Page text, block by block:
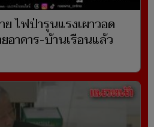
ไฟป่ารุนแรงเผาวอด
อาคาร-บ้านเรือนแล้ว